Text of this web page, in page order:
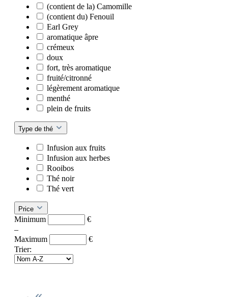
(contient de la) Camomille
(contient du) Fenouil
Earl Grey
aromatique âpre
crémeux
doux
fort, très aromatique
fruité/citronné
légèrement aromatique
menthé
plein de fruits
Type de thé
Infusion aux fruits
Infusion aux herbes
Rooibos
Thé noir
Thé vert
Price
Minimum
€
–
Maximum
€
Trier: